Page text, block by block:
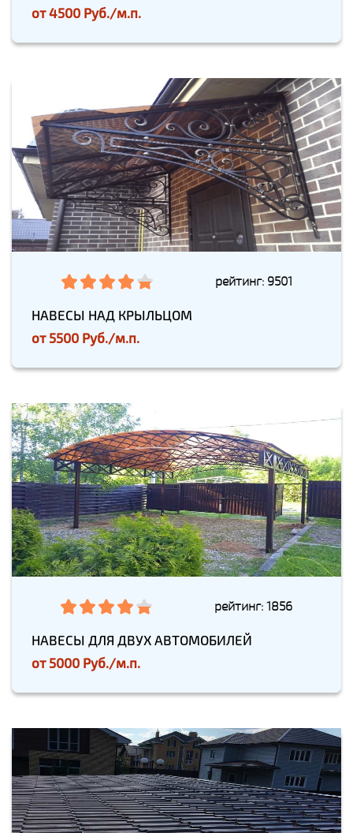
от4500 Руб./м.п.
рейтинг: 9501
НАВЕСЫ НАД КРЫЛЬЦОМ
от5500 Руб./м.п.
рейтинг: 1856
НАВЕСЫ ДЛЯ ДВУХ АВТОМОБИЛЕЙ
от5000 Руб./м.п.